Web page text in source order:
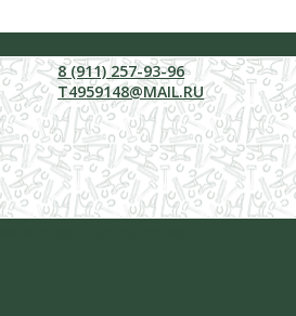
8 (911) 257-93-96
T4959148@MAIL.RU